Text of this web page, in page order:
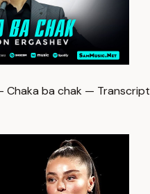
Chaka ba chak — Transcript